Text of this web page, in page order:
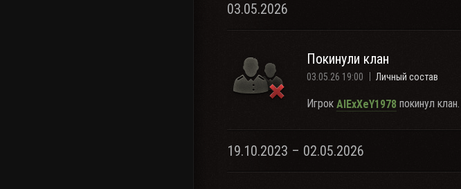
03.05.2026
Покинули клан
03.05.26 19:00 Личный состав
Игрок AlExXeY1978 покинул клан.
19.10.2023 – 02.05.2026